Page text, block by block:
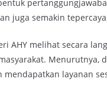
juga semakin
AHY melihat secara
Menurutnya,
layanan